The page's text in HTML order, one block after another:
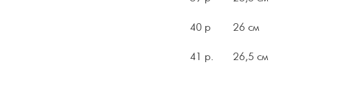
40 р 26 см
41 р. 26,5 см